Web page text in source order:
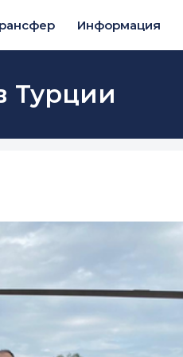
Информация
Турции